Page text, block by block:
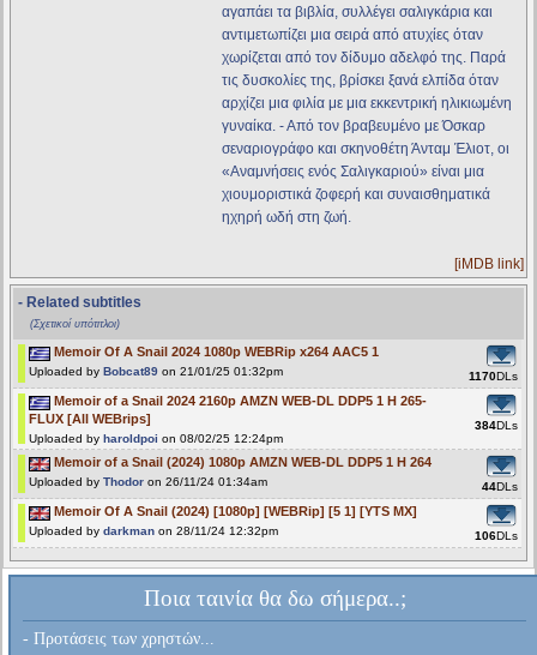
αγαπάει τα βιβλία, συλλέγει σαλιγκάρια και
αντιμετωπίζει μια σειρά από ατυχίες όταν
χωρίζεται από τον δίδυμο αδελφό της. Παρά
τις δυσκολίες της, βρίσκει ξανά ελπίδα όταν
αρχίζει μια φιλία με μια εκκεντρική ηλικιωμένη
γυναίκα. - Από τον βραβευμένο με Όσκαρ
σεναριογράφο και σκηνοθέτη Άνταμ Έλιοτ, οι
«Αναμνήσεις ενός Σαλιγκαριού» είναι μια
χιουμοριστικά ζοφερή και συναισθηματικά
ηχηρή ωδή στη ζωή.
[iMDB link]
- Related subtitles
(Σχετικοί υπότιτλοι)
Memoir Of A Snail 2024 1080p WEBRip x264 AAC5 1
Uploaded by Bobcat89 on 21/01/25 01:32pm 1170DLs
Memoir of a Snail 2024 2160p AMZN WEB-DL DDP5 1 H 265-
FLUX [All WEBrips]
Uploaded by haroldpoi on 08/02/25 12:24pm
384DLs
Memoir of a Snail (2024) 1080p AMZN WEB-DL DDP5 1 H 264
Uploaded by Thodor on 26/11/24 01:34am 44DLs
Memoir Of A Snail (2024) [1080p] [WEBRip] [5 1] [YTS MX]
Uploaded by darkman on 28/11/24 12:32pm 106DLs
Ποια ταινία θα δω σήμερα..;
- Προτάσεις των χρηστών...